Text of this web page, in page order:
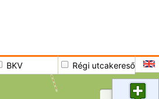
BKV Régi utcakereső